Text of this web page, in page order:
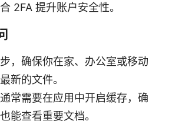
2FA 提升账户安全性。
，确保你在家、办公室或移动
新的文件。
常需要在应用中开启缓存，确
能查看重要文档。